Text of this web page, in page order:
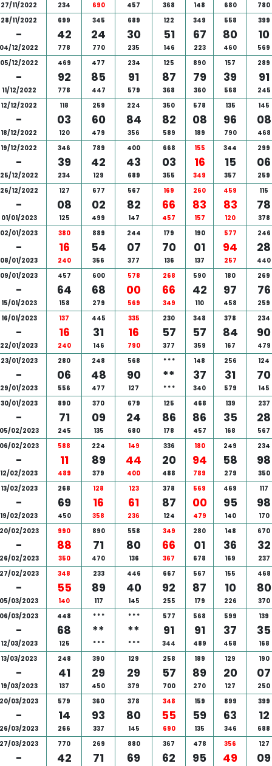
27/11/2022 234 690 457 368 148 680
780
28/11/2022
-
04/12/2022
699
42
778
345
24
770
689
30
235
122
51
146
349
67
223
558
80
460
399
10
569
05/12/2022
-
11/12/2022
469
92
778
477
85
447
234
91
579
125
87
368
890
79
360
157
39
568
289
91
245
12/12/2022
-
18/12/2022
118
03
120
259
60
479
224
84
356
350
82
589
578
08
189
135
96
790
145
08
468
19/12/2022
-
25/12/2022
346
39
234
789
42
129
400
43
689
668
03
355
155
16
349
344
15
357
299
06
259
26/12/2022
-
01/01/2023
127
08
125
677
02
499
567
82
147
169
66
457
260
83
157
459
83
120
115
78
378
02/01/2023
-
08/01/2023
380
16
240
889
54
356
244
07
377
179
70
136
190
01
137
577
94
257
246
28
440
09/01/2023
-
15/01/2023
457
64
158
600
68
279
578
00
569
268
66
349
590
42
110
180
97
458
269
76
259
16/01/2023
-
22/01/2023
137
16
240
445
31
146
335
16
790
230
57
377
348
57
359
378
84
167
234
90
479
23/01/2023
-
29/01/2023
280
06
556
248
48
477
568
90
127
* * *
**
* * *
148
37
340
256
31
579
124
70
145
30/01/2023
-
02/2023
890
71
245
370
09
135
679
24
680
125
86
178
468
86
457
139
35
168
237
28
567
02/2023
-
12/02/2023
588
11
489
224
89
379
149
44
400
336
20
488
180
94
789
249
58
279
234
98
350
13/02/2023
-
19/02/2023
268
69
450
128
16
358
123
61
236
378
87
124
569
00
479
469
95
140
117
98
170
02/2023
-
02/2023
990
88
350
890
71
470
558
80
136
349
66
367
280
01
678
148
36
169
670
32
237
02/2023
-
05/03/2023
348
55
140
233
89
117
446
40
145
667
92
255
567
87
179
155
10
226
468
80
370
06/03/2023
-
12/03/2023
448
68
125
* * *
**
* * *
* * *
**
* * *
577
91
344
568
91
489
599
37
458
139
35
168
13/03/2023
-
19/03/2023
248
41
137
390
29
450
129
29
379
258
57
700
189
89
270
129
20
127
190
07
250
20/03/2023
-
26/03/2023
579
14
266
360
93
337
378
80
145
348
55
690
159
59
135
899
63
346
399
12
688
27/03/2023
-
770
42
269
71
880
69
367
62
478
95
356
49
127
09